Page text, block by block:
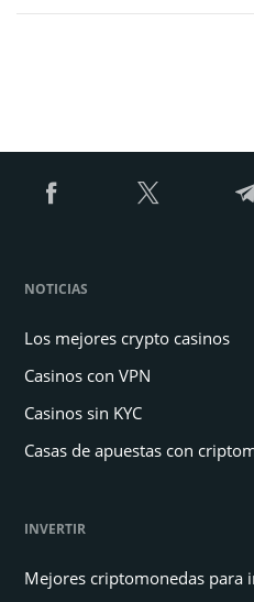
NOTICIAS
Los mejores crypto casinos
Casinos con VPN
Casinos sin KYC
Casas de apuestas con
INVERTIR
Mejores criptomonedas para